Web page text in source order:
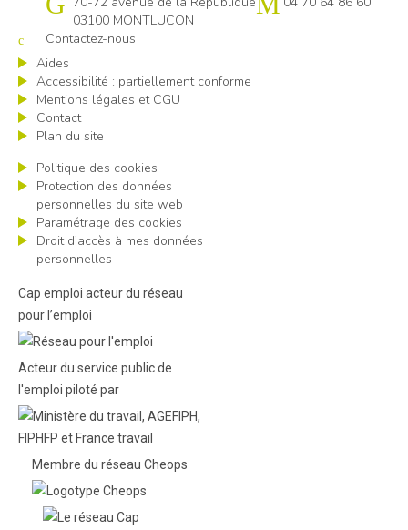
03100 MONTLUCON
Contactez-nous
Aides
Accessibilité : partiellement conforme
Mentions légales et CGU
Contact
Plan du site
Politique des cookies
Protection des données
personnelles du site web
Paramétrage des cookies
Droit d’accès à mes données
personnelles
Cap emploi acteur du réseau
pour l’emploi
Acteur du service public de
l'emploi piloté par
Membre du réseau Cheops